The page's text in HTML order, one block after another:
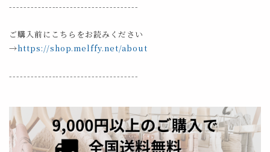
------------------------------------
ご購入前にこちらをお読みください
→https://shop.melffy.net/about
------------------------------------